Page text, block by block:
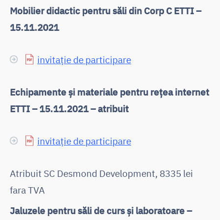
Mobilier didactic pentru săli din Corp C ETTI –
15.11.2021
invitație de participare
Echipamente și materiale pentru rețea internet
ETTI – 15.11.2021 – atribuit
invitație de participare
Atribuit SC Desmond Development, 8335 lei
fara TVA
Jaluzele pentru săli de curs și laboratoare –